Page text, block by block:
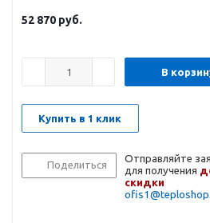
52 870 руб.
В
Купить в 1 клик
Поделиться
Отправляйте
для получения
скидки